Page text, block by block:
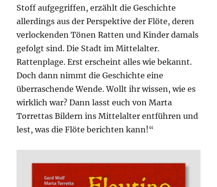
Stoff aufgegriffen, erzählt die Geschichte
allerdings aus der Perspektive der Flöte, deren
verlockenden Tönen Ratten und Kinder damals
gefolgt sind. Die Stadt im Mittelalter.
Rattenplage. Erst erscheint alles wie bekannt.
Doch dann nimmt die Geschichte eine
überraschende Wende. Wollt ihr wissen, wie es
wirklich war? Dann lasst euch von Marta
Torrettas Bildern ins Mittelalter entführen und
lest, was die Flöte berichten kann!“